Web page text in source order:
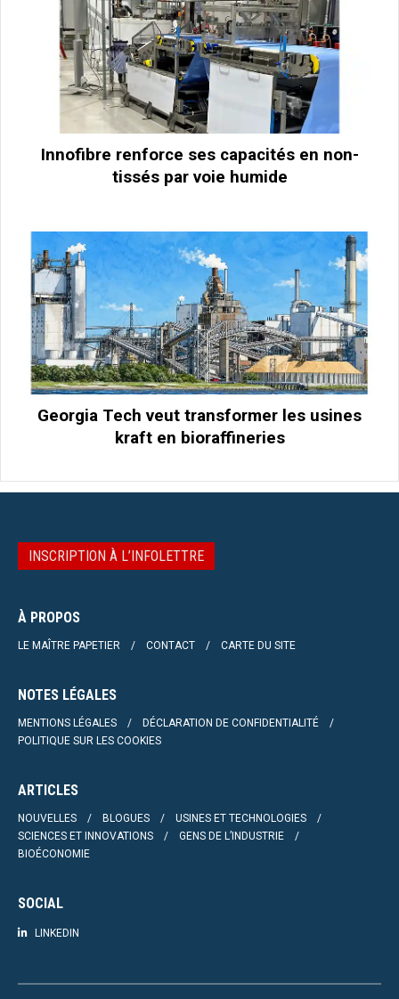
Innofibre renforce ses capacités en non-
tissés par voie humide
Georgia Tech veut transformer les usines
kraft en bioraffineries
INSCRIPTION À L’INFOLETTRE
À PROPOS
LE MAÎTRE PAPETIER CONTACT CARTE DU SITE
NOTES LÉGALES
MENTIONS LÉGALES
DÉCLARATION DE CONFIDENTIALITÉ
POLITIQUE SUR LES COOKIES
ARTICLES
NOUVELLES BLOGUES
USINES ET TECHNOLOGIES
SCIENCES ET INNOVATIONS
GENS DE L’INDUSTRIE
BIOÉCONOMIE
SOCIAL
LINKEDIN